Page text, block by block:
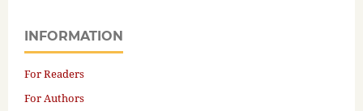
INFORMATION
For Readers
For Authors